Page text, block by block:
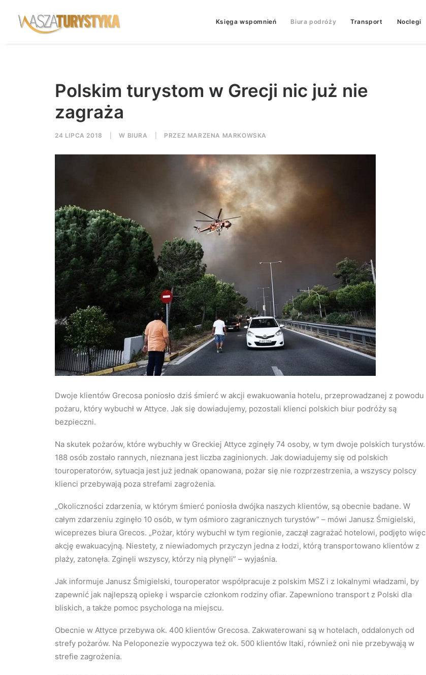
Księga wspomnień Biura podróży Transport Noclegi
Polskim turystom w Grecji nic już nie
zagraża
24 LIPCA 2018 W BIURA PRZEZ MARZENA MARKOWSKA
Dwoje klientów Grecosa poniosło dziś śmierć w akcji ewakuowania hotelu, przeprowadzanej z powodu
pożaru, który wybuchł w Attyce. Jak się dowiadujemy, pozostali klienci polskich biur podróży są
bezpieczni.
Na skutek pożarów, które wybuchły w Greckiej Attyce zginęły 74 osoby, w tym dwoje polskich turystów.
188 osób zostało rannych, nieznana jest liczba zaginionych. Jak dowiadujemy się od polskich
touroperatorów, sytuacja jest już jednak opanowana, pożar się nie rozprzestrzenia, a wszyscy polscy
klienci przebywają poza strefami zagrożenia.
„Okoliczności zdarzenia, w którym śmierć poniosła dwójka naszych klientów, są obecnie badane. W
całym zdarzeniu zginęło 10 osób, w tym ośmioro zagranicznych turystów” – mówi Janusz Śmigielski,
wiceprezes biura Grecos. „Pożar, który wybuchł w tym regionie, zaczął zagrażać hotelowi, podjęto więc
akcję ewakuacyjną. Niestety, z niewiadomych przyczyn jedna z łodzi, którą transportowano klientów z
plaży, zatonęła. Zginęli wszyscy, którzy nią płynęli” – wyjaśnia.
Jak informuje Janusz Śmigielski, touroperator współpracuje z polskim MSZ i z lokalnymi władzami, by
zapewnić jak najlepszą opiekę i wsparcie członkom rodziny ofiar. Zapewniono transport z Polski dla
bliskich, a także pomoc psychologa na miejscu.
Obecnie w Attyce przebywa ok. 400 klientów Grecosa. Zakwaterowani są w hotelach, oddalonych od
strefy pożarów. Na Peloponezie wypoczywa też ok. 500 klientów Itaki, również oni nie przebywają w
strefie zagrożenia.